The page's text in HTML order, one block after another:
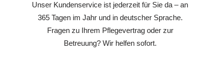
Unser Kundenservice ist jederzeit für Sie da – an
365 Tagen im Jahr und in deutscher Sprache.
Fragen zu Ihrem Pflegevertrag oder zur
Betreuung? Wir helfen sofort.